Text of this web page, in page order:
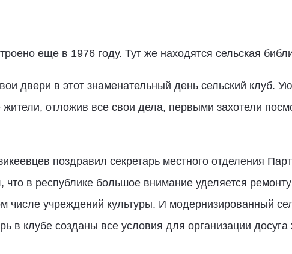
еще в 1976 году. Тут же находятся сельская
двери в этот знаменательный день сельский клуб.
отложив все свои дела, первыми захотели
поздравил секретарь местного отделения
в республике большое внимание уделяется ремонту
числе учреждений культуры. И модернизированный
в клубе созданы все условия для организации